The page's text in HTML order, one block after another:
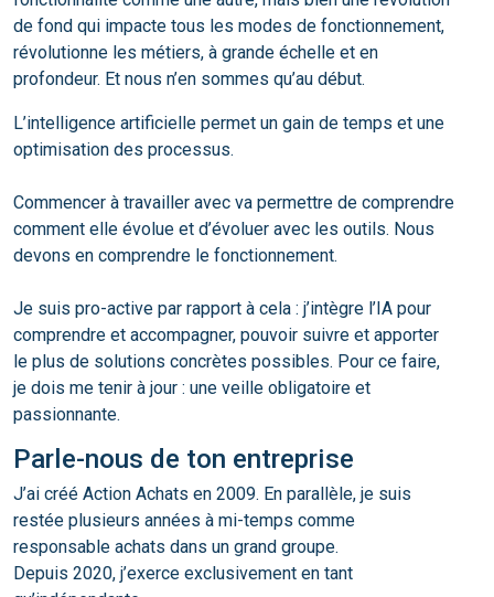
de fond qui impacte tous les modes de fonctionnement,
révolutionne les métiers, à grande échelle et en
profondeur. Et nous n’en sommes qu’au début.
L’intelligence artificielle permet un gain de temps et une
optimisation des processus.
Commencer à travailler avec va permettre de comprendre
comment elle évolue et d’évoluer avec les outils. Nous
devons en comprendre le fonctionnement.
Je suis pro-active par rapport à cela : j’intègre l’IA pour
comprendre et accompagner, pouvoir suivre et apporter
le plus de solutions concrètes possibles. Pour ce faire,
je dois me tenir à jour : une veille obligatoire et
passionnante.
Parle-nous de ton entreprise
J’ai créé Action Achats en 2009. En parallèle, je suis
restée plusieurs années à mi-temps comme
responsable achats dans un grand groupe.
Depuis 2020, j’exerce exclusivement en tant